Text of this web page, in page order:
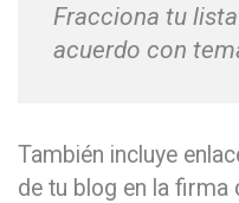
Fracciona tu
acuerdo con
También incluye
de tu blog en la